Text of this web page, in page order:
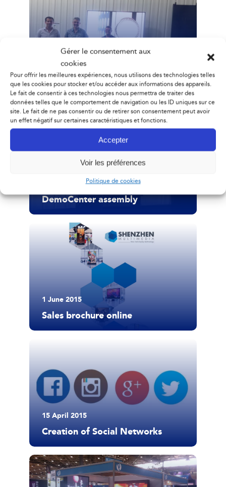
Gérer le consentement aux
cookies
Pour offrir les meilleures expériences, nous utilisons des technologies telles
que les cookies pour stocker et/ou accéder aux informations des appareils.
Le fait de consentir à ces technologies nous permettra de traiter des
données telles que le comportement de navigation ou les ID uniques sur ce
site. Le fait de ne pas consentir ou de retirer son consentement peut avoir
un effet négatif sur certaines caractéristiques et fonctions.
Accepter
Voir les préférences
Politique de cookies
2 July 2015
Welcoming of our first customers
in the Democenter
15 June 2015
DemoCenter assembly
1 June 2015
Sales brochure online
15 April 2015
Creation of Social Networks